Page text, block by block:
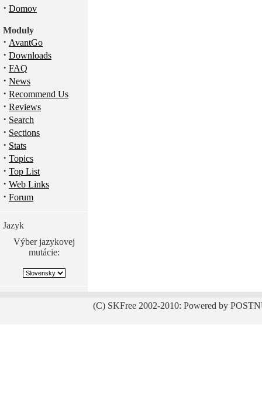
· Domov
Moduly
· AvantGo
· Downloads
· FAQ
· News
· Recommend Us
· Reviews
· Search
· Sections
· Stats
· Topics
· Top List
· Web Links
· Forum
Jazyk
Výber jazykovej
mutácie:
(C) SKFree 2002-2010: Powered by